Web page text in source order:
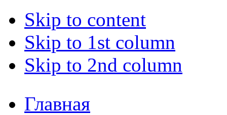
Skip to content
Skip to 1st column
Skip to 2nd column
Главная